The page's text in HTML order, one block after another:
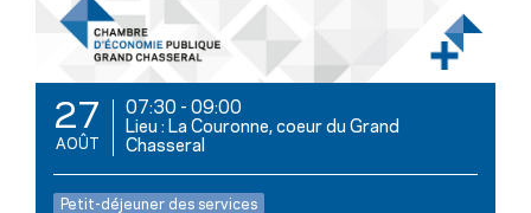
27
AOÛT
07:30 - 09:00
Lieu : La Couronne, coeur du Grand
Chasseral
Petit-déjeuner des services